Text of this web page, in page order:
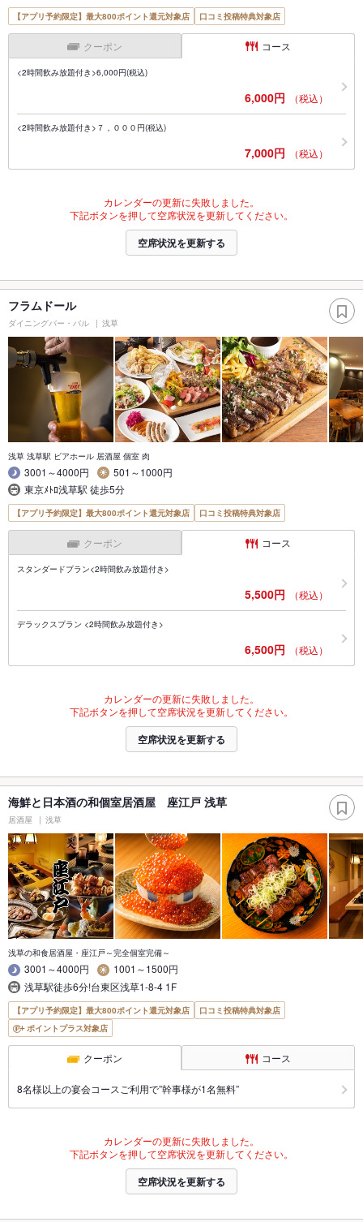
【アプリ予約限定】最大800ポイント還元対象店 口コミ投稿特典対象店
クーポン コース
<2時間飲み放題付き>6,000円(税込)
6,000円 （税込）
<2時間飲み放題付き>７，０００円(税込)
7,000円 （税込）
カレンダーの更新に失敗しました。
下記ボタンを押して空席状況を更新してください。
空席状況を更新する
フラムドール
ダイニングバー・バル 浅草
浅草 浅草駅 ビアホール 居酒屋 個室 肉
3001～4000円
501～1000円
東京ﾒﾄﾛ浅草駅 徒歩5分
【アプリ予約限定】最大800ポイント還元対象店 口コミ投稿特典対象店
クーポン コース
スタンダードプラン<2時間飲み放題付き>
5,500円 （税込）
デラックスプラン <2時間飲み放題付き>
6,500円 （税込）
カレンダーの更新に失敗しました。
下記ボタンを押して空席状況を更新してください。
空席状況を更新する
海鮮と日本酒の和個室居酒屋 座江戸 浅草
居酒屋 浅草
浅草の和食居酒屋・座江戸～完全個室完備～
3001～4000円
1001～1500円
浅草駅徒歩6分!台東区浅草1-8-4 1F
【アプリ予約限定】最大800ポイント還元対象店
口コミ投稿特典対象店
ポイントプラス対象店
クーポン コース
8名様以上の宴会コースご利用で”幹事様が1名無料”
カレンダーの更新に失敗しました。
下記ボタンを押して空席状況を更新してください。
空席状況を更新する